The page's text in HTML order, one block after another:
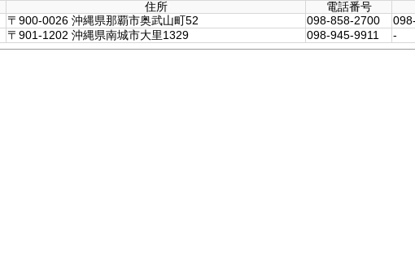
住所 電話番号
〒900-0026 沖縄県那覇市奥武山町52 098-858-2700
〒901-1202 沖縄県南城市大里1329 098-945-9911 -